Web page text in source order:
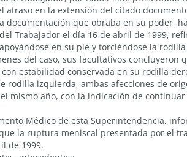
en la extensión del citado
documentación que obraba en su poder,
Trabajador el día 16 de abril de 1999,
en su pie y torciéndose la
del caso, sus facultativos concluyeron
estabilidad conservada en su rodilla
rodilla izquierda, ambas afecciones de
mismo año, con la indicación de
Médico de esta Superintendencia,
la ruptura meniscal presentada por el
de 1999.